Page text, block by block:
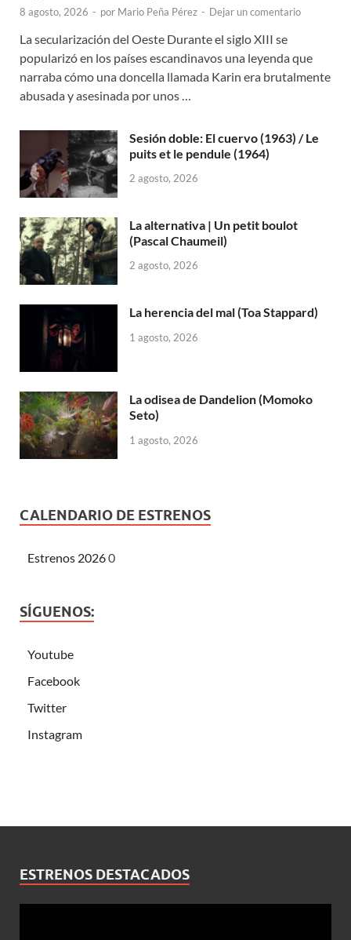
8 agosto, 2026 - por Mario Peña Pérez - Dejar un comentario
La secularización del Oeste Durante el siglo XIII se
popularizó en los países escandinavos una leyenda que
narraba cómo una doncella llamada Karin era brutalmente
abusada y asesinada por unos …
Sesión doble: El cuervo (1963) / Le
puits et le pendule (1964)
2 agosto, 2026
La alternativa | Un petit boulot
(Pascal Chaumeil)
2 agosto, 2026
La herencia del mal (Toa Stappard)
1 agosto, 2026
La odisea de Dandelion (Momoko
Seto)
1 agosto, 2026
CALENDARIO DE ESTRENOS
Estrenos 20260
SÍGUENOS:
Youtube
Facebook
Twitter
Instagram
ESTRENOS DESTACADOS